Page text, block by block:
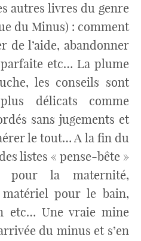
autres livres du genre
du Minus) : comment
de l’aide, abandonner
etc… La plume
les conseils sont
délicats comme
sans jugements et
le tout… A la fin du
listes « pense-bête »
pour la maternité,
pour le bain,
etc… Une vraie mine
du minus et s’en